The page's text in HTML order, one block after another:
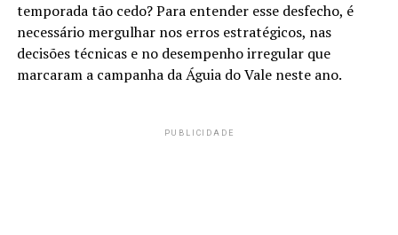
temporada tão cedo? Para entender esse desfecho, é
necessário mergulhar nos erros estratégicos, nas
decisões técnicas e no desempenho irregular que
marcaram a campanha da Águia do Vale neste ano.
PUBLICIDADE